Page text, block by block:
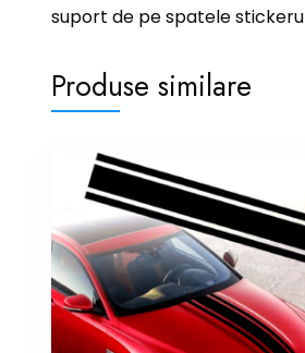
suport de pe spatele
Produse similare